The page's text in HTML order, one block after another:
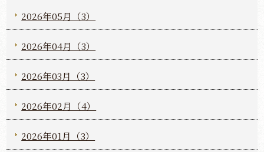
2026年05月（3）
2026年04月（3）
2026年03月（3）
2026年02月（4）
2026年01月（3）